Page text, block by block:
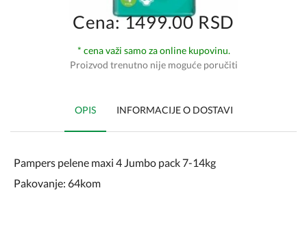
Cena: 1499.00 RSD
* cena važi samo za online kupovinu.
Proizvod trenutno nije moguće poručiti
OPIS INFORMACIJE O DOSTAVI
Pampers pelene maxi 4 Jumbo pack 7-14kg
Pakovanje: 64kom